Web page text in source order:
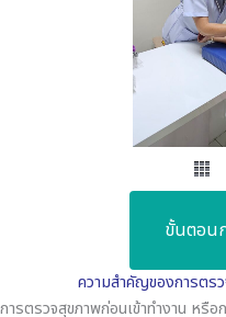
ขั้นตอน
ความสำคัญของการตร
การตรวจสุขภาพก่อนเข้าทำงาน หรื